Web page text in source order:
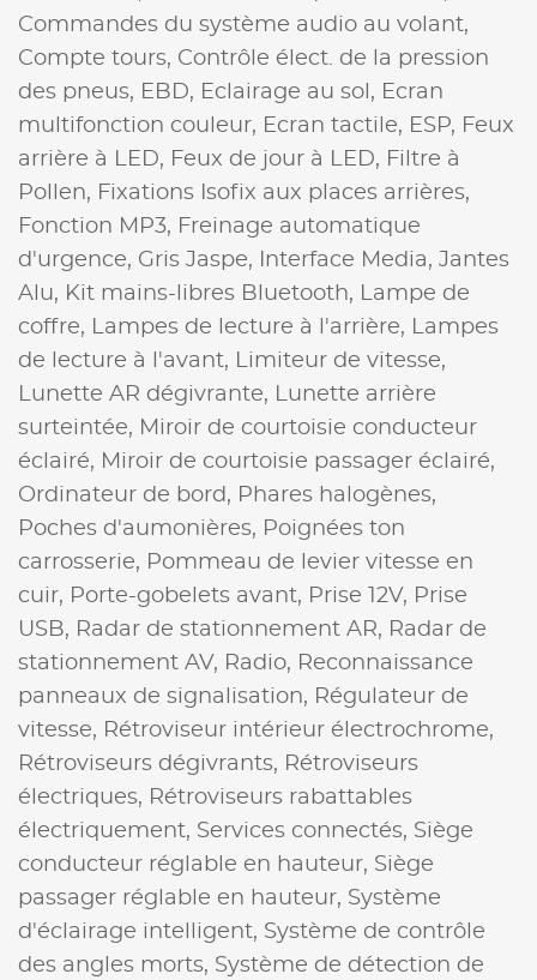
Commandes du système audio au volant,
Compte tours, Contrôle élect. de la pression
des pneus, EBD, Eclairage au sol, Ecran
multifonction couleur, Ecran tactile, ESP, Feux
arrière à LED, Feux de jour à LED, Filtre à
Pollen, Fixations Isofix aux places arrières,
Fonction MP3, Freinage automatique
d'urgence, Gris Jaspe, Interface Media, Jantes
Alu, Kit mains-libres Bluetooth,
Lampe de
coffre,
Lampes de lecture à l'arrière,
Lampes
de lecture à l'avant,
Limiteur de vitesse,
Lunette AR dégivrante,
Lunette arrière
surteintée, Miroir de courtoisie conducteur
éclairé, Miroir de courtoisie passager éclairé,
Ordinateur de bord, Phares halogènes,
Poches d'aumonières, Poignées ton
carrosserie, Pommeau de levier vitesse en
cuir, Porte-gobelets avant, Prise 12V, Prise
USB, Radar de stationnement AR, Radar de
stationnement AV, Radio, Reconnaissance
panneaux de signalisation, Régulateur de
vitesse, Rétroviseur intérieur électrochrome,
Rétroviseurs dégivrants, Rétroviseurs
électriques, Rétroviseurs rabattables
électriquement, Services connectés, Siège
conducteur réglable en hauteur, Siège
passager réglable en hauteur, Système
d'éclairage intelligent, Système de contrôle
des angles morts, Système de détection de